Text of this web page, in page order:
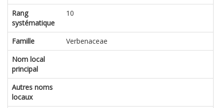
Rang
systématique
10
Famille
Verbenaceae
Nom local
principal
Autres noms
locaux